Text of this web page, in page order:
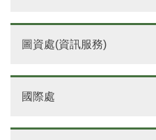
圖資處(資訊服務)
國際處